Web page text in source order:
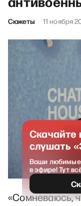
Сюжеты 11 ноября
«Сомневаюсь,
Скачайте
слушать
Ваши любимые
в эфире! Тут